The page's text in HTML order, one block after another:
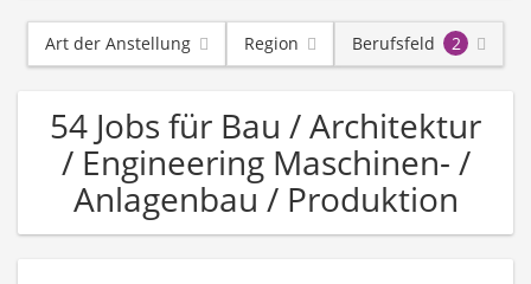
Art der Anstellung Region Berufsfeld 2
54 Jobs für Bau / Architektur
/ Engineering Maschinen- /
Anlagenbau / Produktion